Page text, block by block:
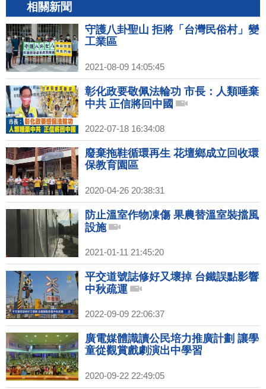
相關新聞
守護八卦聖山 拒將「台灣民俗村」變
工業區
2021-08-09 14:05:45
彰化政要敬佩法輪功 市長：人類唾棄
中共 正信將回中國
2022-07-18 16:34:08
廢棄拖鞋循環再生 花壇鄉成立回收環
保教育園區
2020-04-26 20:38:31
防止溫室作物凍傷 果農替溫室裝擋風
設施
2021-01-11 21:45:20
平交道號誌修好又壞掉 台鐵誤點影響
中秋疏運
2022-09-09 22:06:37
廣電媒體識讀公民培力推廣計劃 讓學
童從觀賞戲劇演出中學習
2020-09-22 22:49:05